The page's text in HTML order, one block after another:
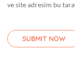
ve site adresim bu